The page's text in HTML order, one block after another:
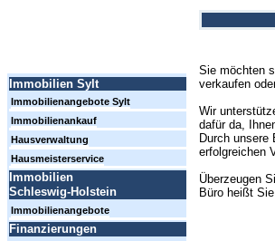
Sie möchten
verkaufen
Wir
dafür da,
Durch unsere
erfolgreichen
Überzeugen
Büro heißt
Immobilien Sylt
Immobilienangebote Sylt
Immobilienankauf
Hausverwaltung
Hausmeisterservice
Immobilien
Schleswig-Holstein
Immobilienangebote
Finanzierungen